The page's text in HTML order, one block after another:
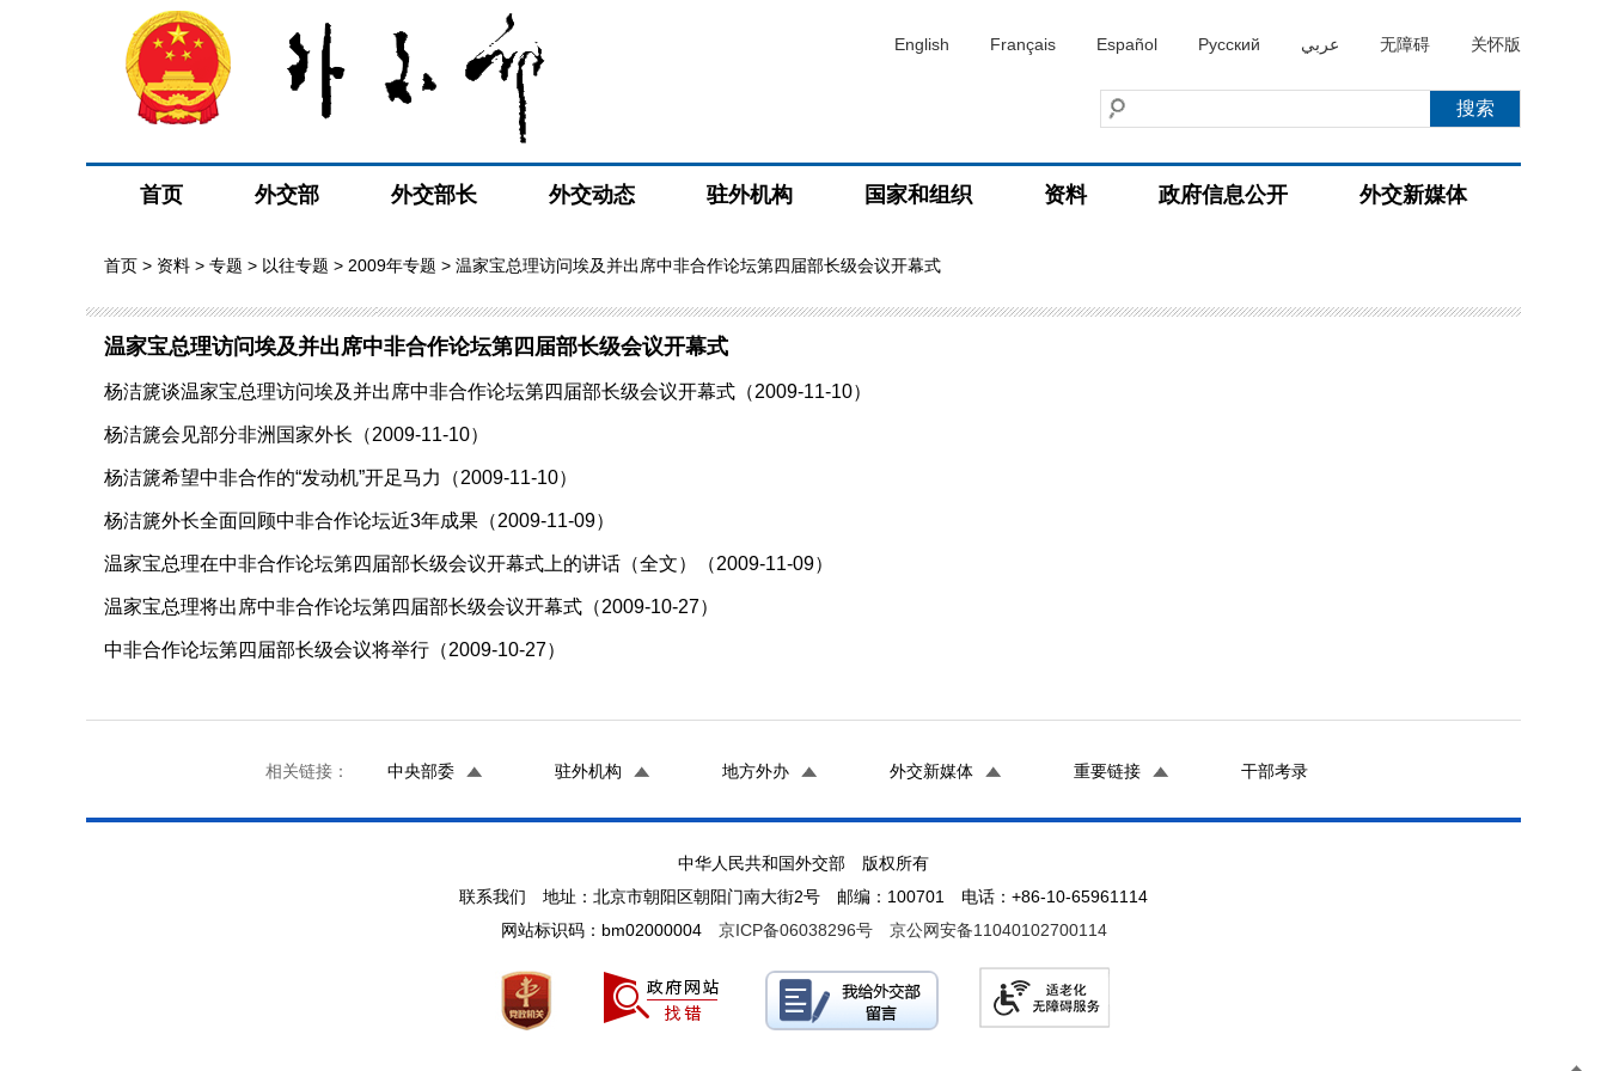
English Français Español Русский عربي 无障碍 关怀版
首页 外交部 外交部长 外交动态 驻外机构 国家和组织 资料 政府信息公开 外交新媒体
首页 > 资料 > 专题 > 以往专题 > 2009年专题 > 温家宝总理访问埃及并出席中非合作论坛第四届部长级会议开幕式
温家宝总理访问埃及并出席中非合作论坛第四届部长级会议开幕式
杨洁篪谈温家宝总理访问埃及并出席中非合作论坛第四届部长级会议开幕式（2009-11-10）
杨洁篪会见部分非洲国家外长（2009-11-10）
杨洁篪希望中非合作的“发动机”开足马力（2009-11-10）
杨洁篪外长全面回顾中非合作论坛近3年成果（2009-11-09）
温家宝总理在中非合作论坛第四届部长级会议开幕式上的讲话（全文）（2009-11-09）
温家宝总理将出席中非合作论坛第四届部长级会议开幕式（2009-10-27）
中非合作论坛第四届部长级会议将举行（2009-10-27）
相关链接： 中央部委 驻外机构 地方外办 外交新媒体 重要链接 干部考录
中华人民共和国外交部 版权所有
联系我们 地址：北京市朝阳区朝阳门南大街2号 邮编：100701 电话：+86-10-65961114
网站标识码：bm02000004 京ICP备06038296号 京公网安备11040102700114